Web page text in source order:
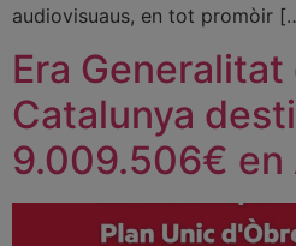
audiovisuaus, en tot promòir
Era Generalitat
Catalunya
9.009.506€ en